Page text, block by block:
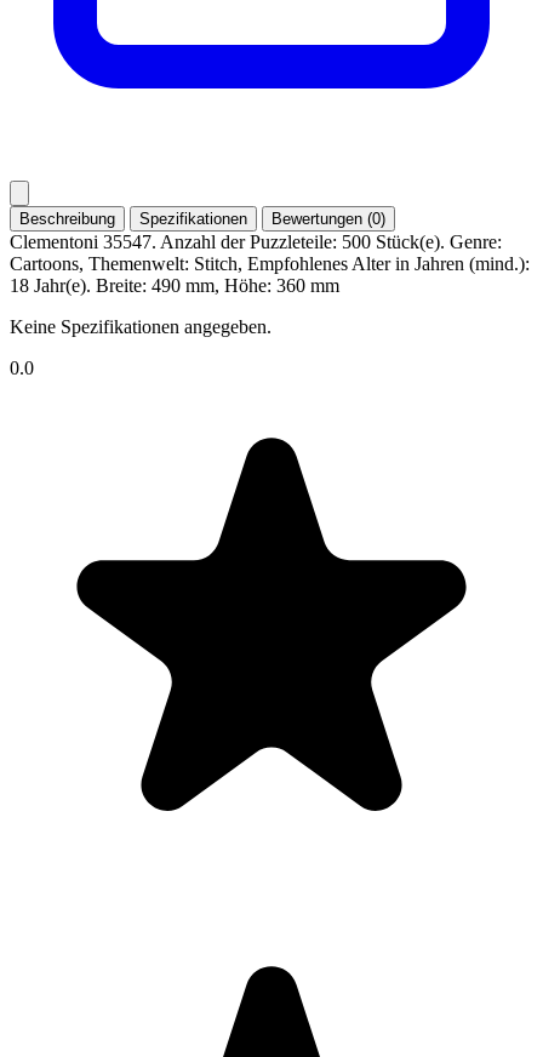
Beschreibung Spezifikationen Bewertungen (0)
Clementoni 35547. Anzahl der Puzzleteile: 500 Stück(e). Genre:
Cartoons, Themenwelt: Stitch, Empfohlenes Alter in Jahren (mind.):
18 Jahr(e). Breite: 490 mm, Höhe: 360 mm
Keine Spezifikationen angegeben.
0.0